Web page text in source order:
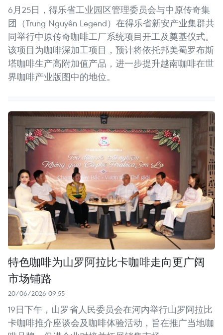
6月25日，得乐省工业园区管理委员会与中原传奇集
团（Trung Nguyên Legend）在得乐省新安产业集群共
同举行中原传奇咖啡工厂系统项目开工及奠基仪式。
该项目为咖啡深加工项目，预计将依托邦美蜀罗布斯
塔咖啡生产高附加值产品，进一步提升越南咖啡在世
界咖啡产业版图中的地位。
特色咖啡为山罗阿拉比卡咖啡走向更广阔
市场铺路
20/06/2026 09:55
19日下午，山罗省人民委员会在河内举行山罗阿拉比
卡咖啡推介座谈会及咖啡体验活动，旨在推广当地咖